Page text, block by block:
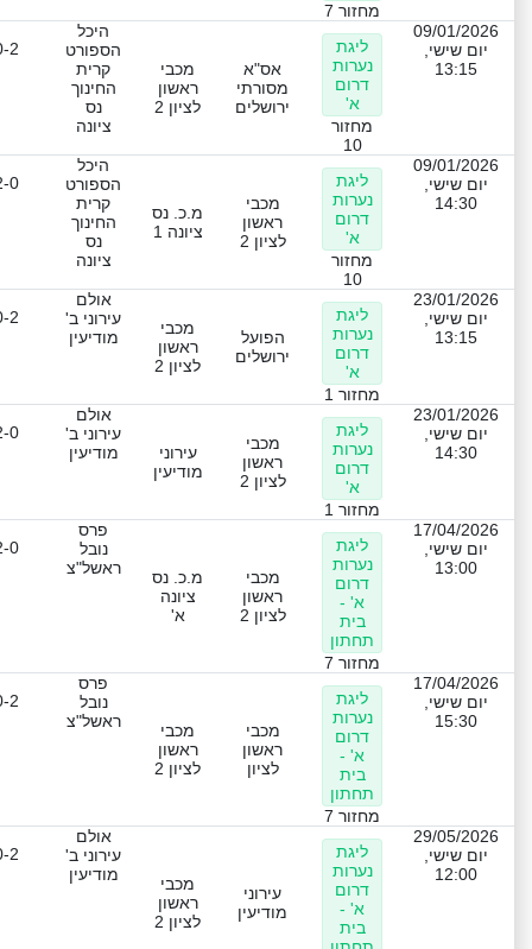
מחזור 7
09/01/2026
יום שישי,
13:15
ליגת
נערות
דרום
א'
מחזור
10
אס"א
מסורתי
ירושלים
מכבי
ראשון
לציון 2
היכל
הספורט
קרית
החינוך
נס
ציונה
2
09/01/2026
יום שישי,
14:30
ליגת
נערות
דרום
א'
מחזור
10
מכבי
ראשון
לציון 2
מ.כ. נס
ציונה 1
היכל
הספורט
קרית
החינוך
נס
ציונה
0
23/01/2026
יום שישי,
13:15
ליגת
נערות
דרום
א'
מחזור 1
הפועל
ירושלים
מכבי
ראשון
לציון 2
אולם
עירוני ב'
מודיעין
2
23/01/2026
יום שישי,
14:30
ליגת
נערות
דרום
א'
מחזור 1
מכבי
ראשון
לציון 2
עירוני
מודיעין
אולם
עירוני ב'
מודיעין
0
17/04/2026
יום שישי,
13:00
ליגת
נערות
דרום
א' -
בית
תחתון
מחזור 7
מכבי
ראשון
לציון 2
מ.כ. נס
ציונה
א'
פרס
נובל
ראשל"צ
0
17/04/2026
יום שישי,
15:30
ליגת
נערות
דרום
א' -
בית
תחתון
מחזור 7
מכבי
ראשון
לציון
מכבי
ראשון
לציון 2
פרס
נובל
ראשל"צ
2
29/05/2026
יום שישי,
12:00
ליגת
נערות
דרום
א' -
בית
עירוני
מודיעין
מכבי
ראשון
לציון 2
אולם
עירוני ב'
מודיעין
2